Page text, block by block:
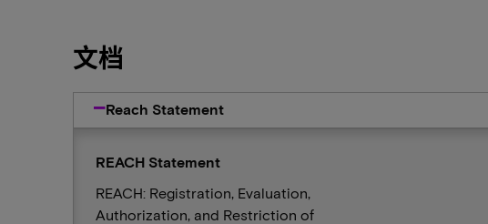
文档
Reach Statement
REACH Statement
REACH: Registration, Evaluation,
Authorization, and Restriction of